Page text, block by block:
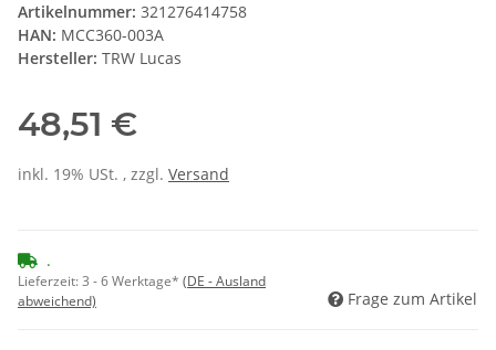
Artikelnummer: 321276414758
HAN: MCC360-003A
Hersteller: TRW Lucas
48,51 €
inkl. 19% USt. , zzgl. Versand
.
Lieferzeit:3 - 6 Werktage* (DE - Ausland
abweichend)
Frage zum Artikel